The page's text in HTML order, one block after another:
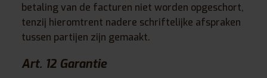
betaling van de facturen niet worden opgeschort,
tenzij hieromtrent nadere schriftelijke afspraken
tussen partijen zijn gemaakt.
Art. 12 Garantie